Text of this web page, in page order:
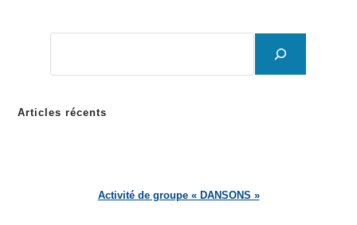
Articles récents
Activité de groupe « DANSONS »